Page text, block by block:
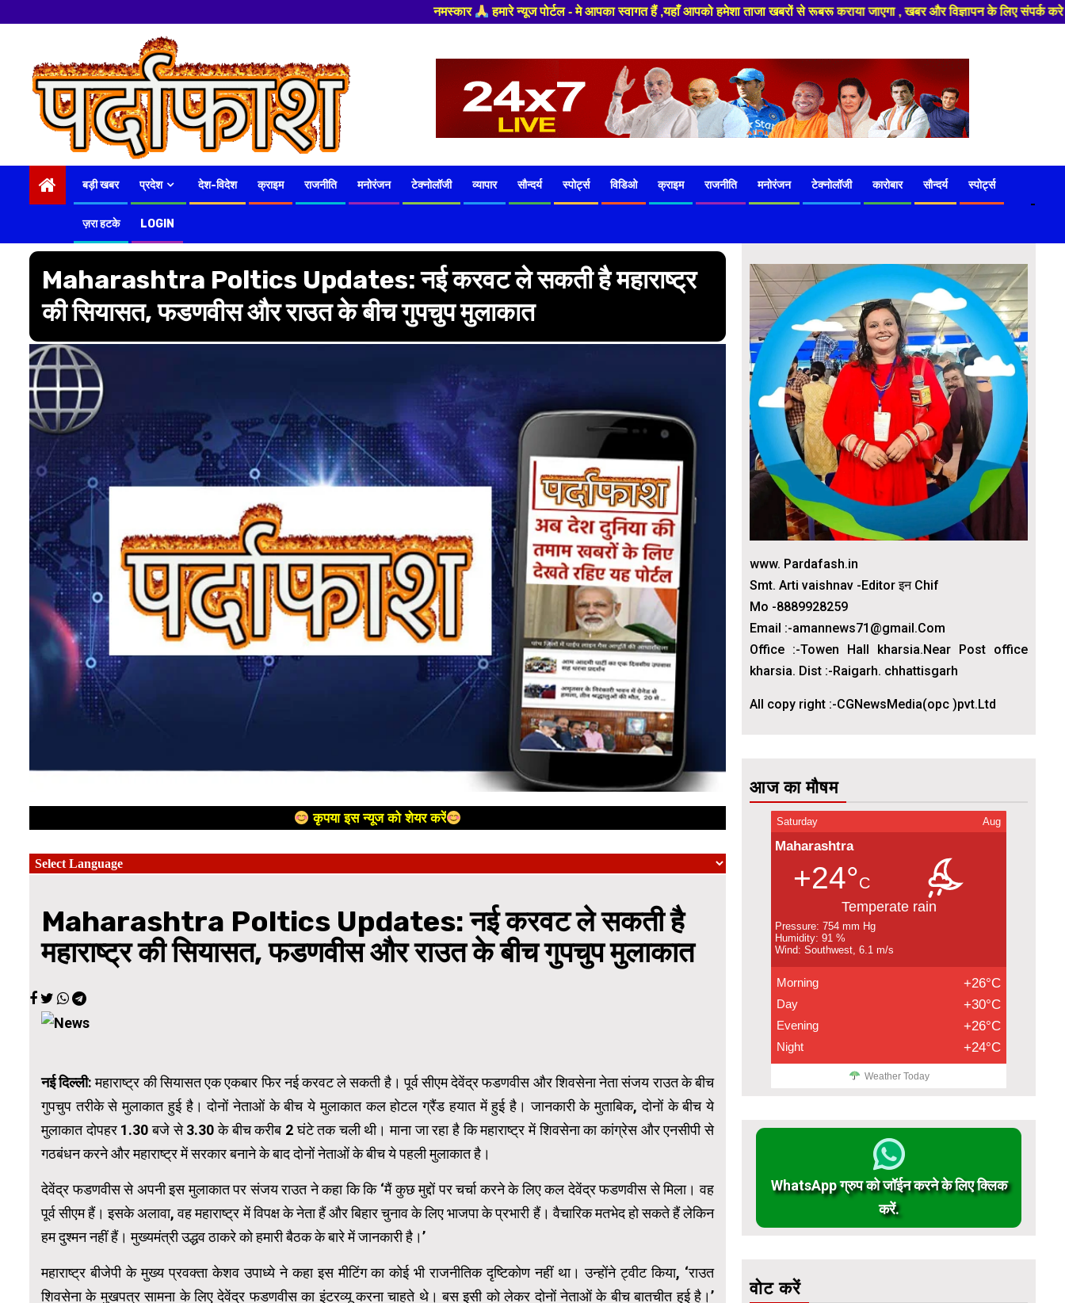
हमारे न्यूज पोर्टल - मे आपका स्वागत हैं ,यहाँ आपको हमेशा ताजा खबरों से रूबरू कराया जाएगा , खबर और विज्ञापन के लिए संपर्क करे +91 97541 60816 ,हमारे यूट्यूब चैनल
content
बड़ी खबर प्रदेश देश-विदेश क्राइम राजनीति मनोरंजन टेक्नोलॉजी व्यापार सौन्दर्य स्पोर्ट्स विडिओ क्राइम राजनीति मनोरंजन टेक्नोलॉजी कारोबार सौन्दर्य स्पोर्ट्स
ज़रा हटके LOGIN
-
Maharashtra Poltics Updates: नई करवट ले सकती है महाराष्ट्र
की सियासत, फडणवीस और राउत के बीच गुपचुप मुलाकात
कृपया इस न्यूज को शेयर करें
Maharashtra Poltics Updates: नई करवट ले सकती है
महाराष्ट्र की सियासत, फडणवीस और राउत के बीच गुपचुप मुलाकात
नई दिल्ली:महाराष्ट्र की सियासत एक एकबार फिर नई करवट ले सकती है। पूर्व सीएम देवेंद्र फडणवीस और शिवसेना नेता संजय राउत के बीच
गुपचुप तरीके से मुलाकात हुई है। दोनों नेताओं के बीच ये मुलाकात कल होटल ग्रैंड हयात में हुई है। जानकारी के मुताबिक, दोनों के बीच ये
मुलाकात दोपहर 1.30 बजे से 3.30 के बीच करीब 2 घंटे तक चली थी। माना जा रहा है कि महाराष्ट्र में शिवसेना का कांग्रेस और एनसीपी से
गठबंधन करने और महाराष्ट्र में सरकार बनाने के बाद दोनों नेताओं के बीच ये पहली मुलाकात है।
देवेंद्र फडणवीस से अपनी इस मुलाकात पर संजय राउत ने कहा कि कि ‘मैं कुछ मुद्दों पर चर्चा करने के लिए कल देवेंद्र फडणवीस से मिला। वह
पूर्व सीएम हैं। इसके अलावा, वह महाराष्ट्र में विपक्ष के नेता हैं और बिहार चुनाव के लिए भाजपा के प्रभारी हैं। वैचारिक मतभेद हो सकते हैं लेकिन
हम दुश्मन नहीं हैं। मुख्यमंत्री उद्धव ठाकरे को हमारी बैठक के बारे में जानकारी है।’
महाराष्ट्र बीजेपी के मुख्य प्रवक्ता केशव उपाध्ये ने कहा इस मीटिंग का कोई भी राजनीतिक दृष्टिकोण नहीं था। उन्होंने ट्वीट किया, ‘राउत
शिवसेना के मुखपत्र सामना के लिए देवेंद्र फडणवीस का इंटरव्यू करना चाहते थे। बस इसी को लेकर दोनों नेताओं के बीच बातचीत हुई है।’
www. Pardafash.in
Smt. Arti vaishnav -Editor इन Chif
Mo -8889928259
Email :-amannews71@gmail.Com
Office :-Towen Hall kharsia.Near Post office
kharsia. Dist :-Raigarh. chhattisgarh
All copy right :-CGNewsMedia(opc )pvt.Ltd
आज का मौषम
Saturday Aug
Maharashtra
+24°C
Temperate rain
Pressure: 754 mm Hg
Humidity: 91 %
Wind: Southwest, 6.1 m/s
Morning +26°C
Day +30°C
Evening +26°C
Night +24°C
Weather Today
WhatsApp ग्रुप को जॉईन करने के लिए क्लिक
करें.
वोट करें